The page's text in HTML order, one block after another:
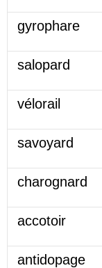
gyrophare
salopard
vélorail
savoyard
charognard
accotoir
antidopage